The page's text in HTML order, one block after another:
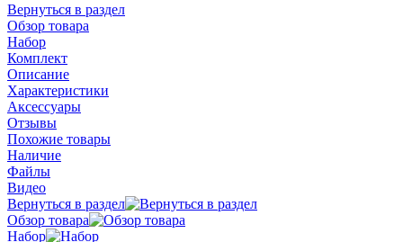
Вернуться в раздел
Обзор товара
Набор
Комплект
Описание
Характеристики
Аксессуары
Отзывы
Похожие товары
Наличие
Файлы
Видео
Вернуться в раздел
Обзор товара
Набор